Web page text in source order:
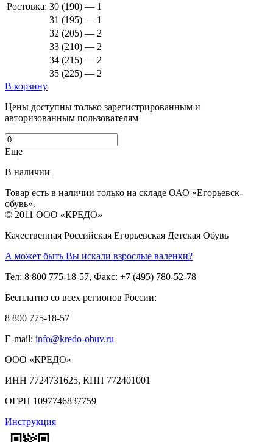
Ростовка: 30 (190) — 1
31 (195) — 1
32 (205) — 2
33 (210) — 2
34 (215) — 2
35 (225) — 2
В корзину
Цены доступны только зарегистрированным и
авторизованным пользователям
Еще
В наличии
Товар есть в наличии только на складе ОАО «Егорьевск-
обувь».
© 2011 ООО «КРЕДО»
Качественная Российская Егорьевская Детская Обувь
А может быть Вы искали взрослые валенки?
Тел: 8 800 775-18-57, Факс: +7 (495) 780-52-78
Бесплатно со всех регионов России:
8 800 775-18-57
E-mail: info@kredo-obuv.ru
ООО «КРЕДО»
ИНН 7724731625, КПП 772401001
ОГРН 1097746837759
Инструкция